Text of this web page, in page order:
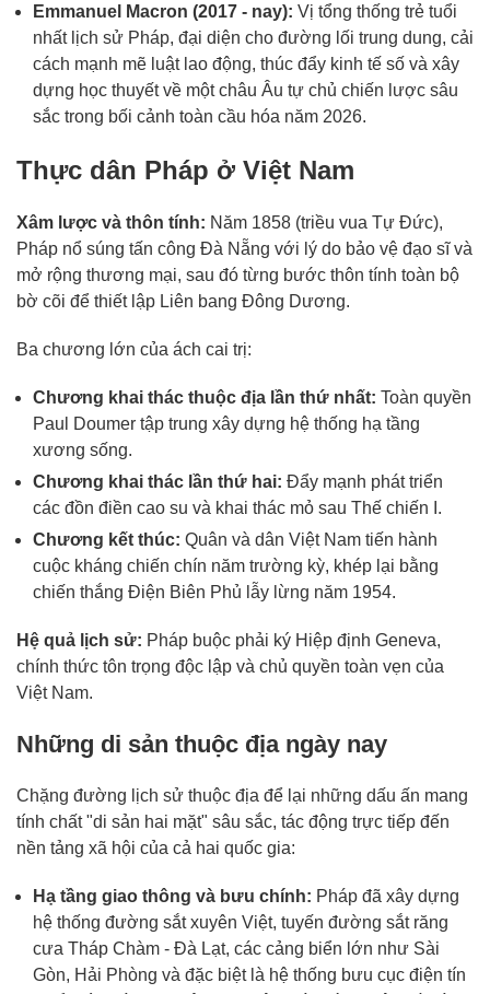
Emmanuel Macron (2017 - nay): Vị tổng thống trẻ tuổi
nhất lịch sử Pháp, đại diện cho đường lối trung dung, cải
cách mạnh mẽ luật lao động, thúc đẩy kinh tế số và xây
dựng học thuyết về một châu Âu tự chủ chiến lược sâu
sắc trong bối cảnh toàn cầu hóa năm 2026.
Thực dân Pháp ở Việt Nam
Xâm lược và thôn tính: Năm 1858 (triều vua Tự Đức),
Pháp nổ súng tấn công Đà Nẵng với lý do bảo vệ đạo sĩ và
mở rộng thương mại, sau đó từng bước thôn tính toàn bộ
bờ cõi để thiết lập Liên bang Đông Dương.
Ba chương lớn của ách cai trị:
Chương khai thác thuộc địa lần thứ nhất: Toàn quyền
Paul Doumer tập trung xây dựng hệ thống hạ tầng
xương sống.
Chương khai thác lần thứ hai: Đẩy mạnh phát triển
các đồn điền cao su và khai thác mỏ sau Thế chiến I.
Chương kết thúc: Quân và dân Việt Nam tiến hành
cuộc kháng chiến chín năm trường kỳ, khép lại bằng
chiến thắng Điện Biên Phủ lẫy lừng năm 1954.
Hệ quả lịch sử: Pháp buộc phải ký Hiệp định Geneva,
chính thức tôn trọng độc lập và chủ quyền toàn vẹn của
Việt Nam.
Những di sản thuộc địa ngày nay
Chặng đường lịch sử thuộc địa để lại những dấu ấn mang
tính chất "di sản hai mặt" sâu sắc, tác động trực tiếp đến
nền tảng xã hội của cả hai quốc gia:
Hạ tầng giao thông và bưu chính: Pháp đã xây dựng
hệ thống đường sắt xuyên Việt, tuyến đường sắt răng
cưa Tháp Chàm - Đà Lạt, các cảng biển lớn như Sài
Gòn, Hải Phòng và đặc biệt là hệ thống bưu cục điện tín